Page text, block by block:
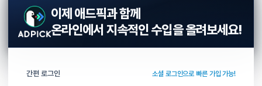
이제 애드픽과 함께
온라인에서 지속적인 수입을 올려보세요!
간편 로그인 소셜 로그인으로 빠른 가입 가능!